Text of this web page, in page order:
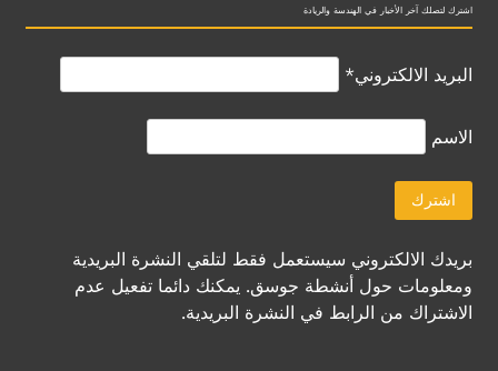
اشترك لتصلك آخر الأخبار في الهندسة والريادة
البريد الالكتروني*
الاسم
بريدك الالكتروني سيستعمل فقط لتلقي النشرة البريدية
ومعلومات حول أنشطة جوسق. يمكنك دائما تفعيل عدم
الاشتراك من الرابط في النشرة البريدية.